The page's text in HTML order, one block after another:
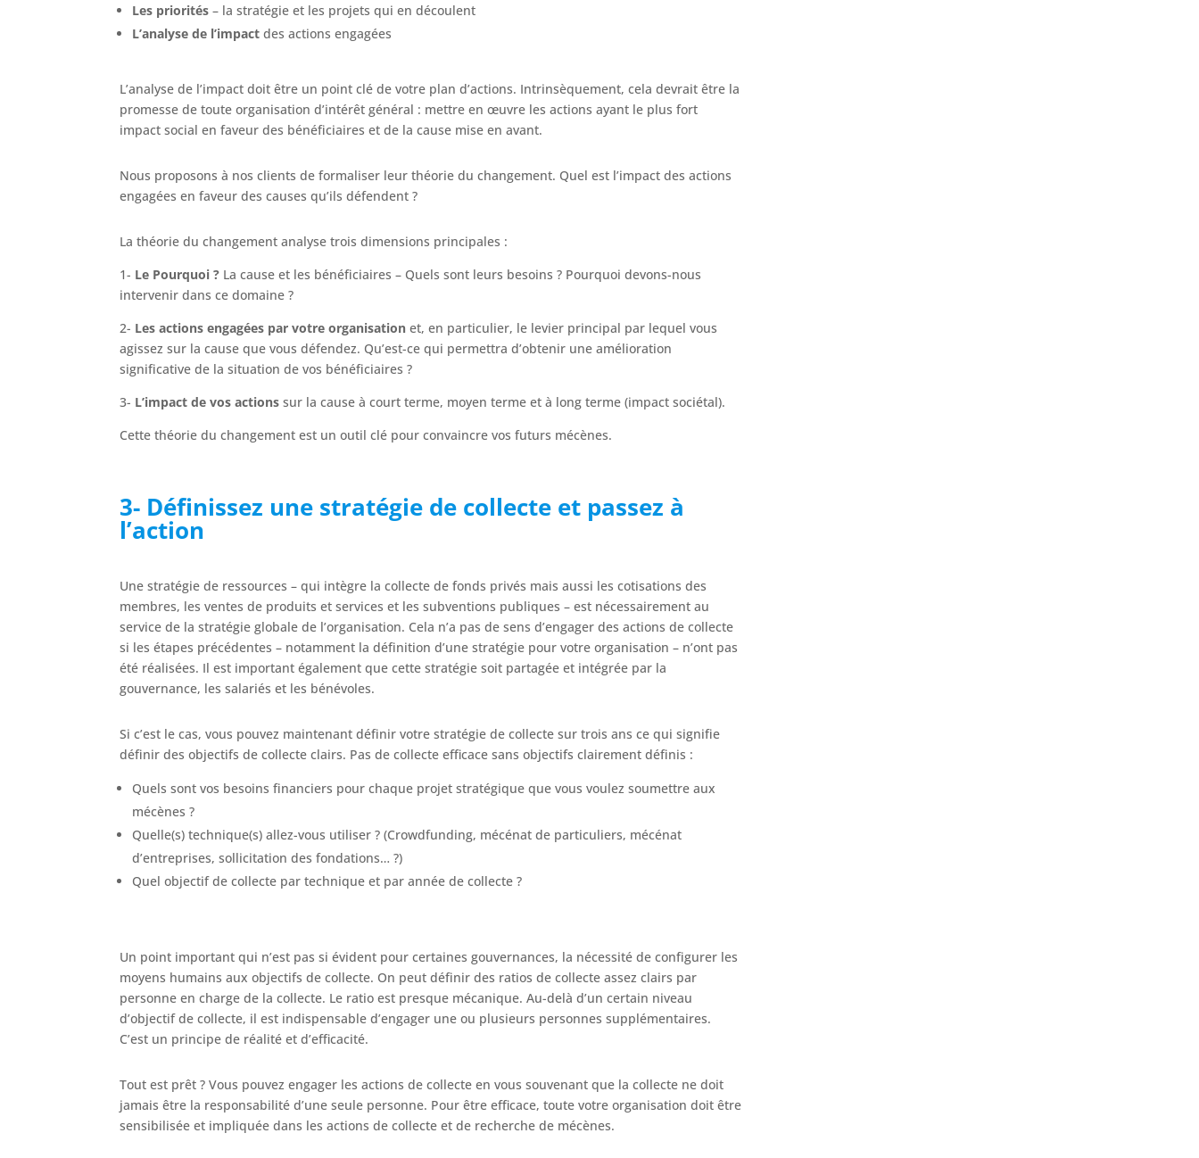
Les priorités – la stratégie et les projets qui en découlent
L’analyse de l’impactdes actions engagées
L’analyse de l’impact doit être un point clé de votre plan d’actions. Intrinsèquement, cela devrait être la
promesse de toute organisation d’intérêt général : mettre en œuvre les actions ayant le plus fort
impact social en faveur des bénéficiaires et de la cause mise en avant.
Nous proposons à nos clients de formaliser leur théorie du changement. Quel est l’impact des actions
engagées en faveur des causes qu’ils défendent ?
La théorie du changement analyse trois dimensions principales :
1- Le Pourquoi ? La cause et les bénéficiaires – Quels sont leurs besoins ? Pourquoi devons-nous
intervenir dans ce domaine ?
2- Les actions engagées par votre organisationet, en particulier, le levier principal par lequel vous
agissez sur la cause que vous défendez. Qu’est-ce qui permettra d’obtenir une amélioration
significative de la situation de vos bénéficiaires ?
3- L’impact de vos actions sur la cause à court terme, moyen terme et à long terme (impact sociétal).
Cette théorie du changement est un outil clé pour convaincre vos futurs mécènes.
3- Définissez une stratégie de collecte et passez à
l’action
Une stratégie de ressources – qui intègre la collecte de fonds privés mais aussi les cotisations des
membres, les ventes de produits et services et les subventions publiques – est nécessairement au
service de la stratégie globale de l’organisation. Cela n’a pas de sens d’engager des actions de collecte
si les étapes précédentes – notamment la définition d’une stratégie pour votre organisation – n’ont pas
été réalisées. Il est important également que cette stratégie soit partagée et intégrée par la
gouvernance, les salariés et les bénévoles.
Si c’est le cas, vous pouvez maintenant définir votre stratégie de collecte sur trois ans ce qui signifie
définir des objectifs de collecte clairs. Pas de collecte efficace sans objectifs clairement définis :
Quels sont vos besoins financiers pour chaque projet stratégique que vous voulez soumettre aux
mécènes ?
Quelle(s) technique(s) allez-vous utiliser ? (Crowdfunding, mécénat de particuliers, mécénat
d’entreprises, sollicitation des fondations… ?)
Quel objectif de collecte par technique et par année de collecte ?
Un point important qui n’est pas si évident pour certaines gouvernances, la nécessité de configurer les
moyens humains aux objectifs de collecte. On peut définir des ratios de collecte assez clairs par
personne en charge de la collecte. Le ratio est presque mécanique. Au-delà d’un certain niveau
d’objectif de collecte, il est indispensable d’engager une ou plusieurs personnes supplémentaires.
C’est un principe de réalité et d’efficacité.
Tout est prêt ? Vous pouvez engager les actions de collecte en vous souvenant que la collecte ne doit
jamais être la responsabilité d’une seule personne. Pour être efficace, toute votre organisation doit être
sensibilisée et impliquée dans les actions de collecte et de recherche de mécènes.